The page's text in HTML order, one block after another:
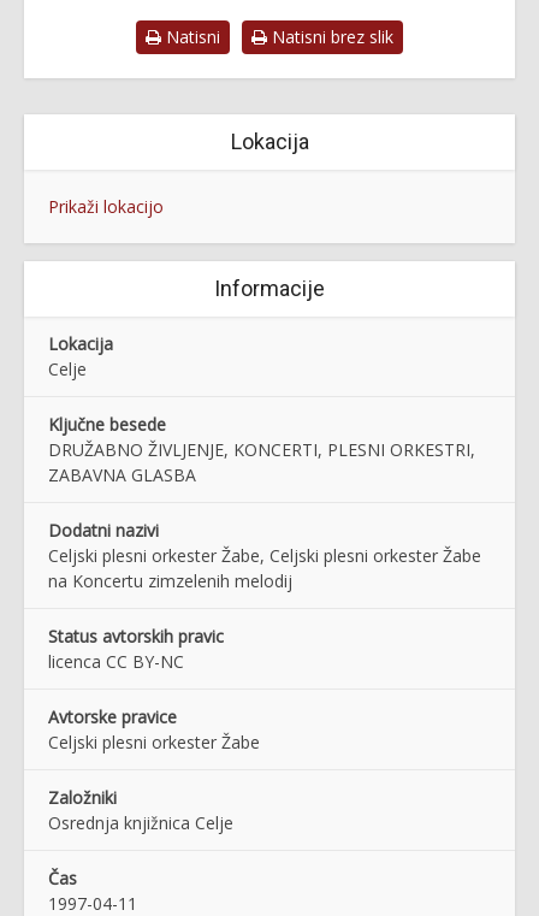
Natisni Natisni brez slik
Lokacija
Prikaži lokacijo
Informacije
Lokacija
Celje
Ključne besede
DRUŽABNO ŽIVLJENJE, KONCERTI, PLESNI ORKESTRI,
ZABAVNA GLASBA
Dodatni nazivi
Celjski plesni orkester Žabe, Celjski plesni orkester Žabe
na Koncertu zimzelenih melodij
Status avtorskih pravic
licenca CC BY-NC
Avtorske pravice
Celjski plesni orkester Žabe
Založniki
Osrednja knjižnica Celje
Čas
1997-04-11